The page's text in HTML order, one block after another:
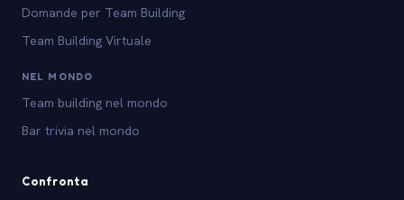
Domande per Team Building
Team Building Virtuale
NEL MONDO
Team building nel mondo
Bar trivia nel mondo
Confronta